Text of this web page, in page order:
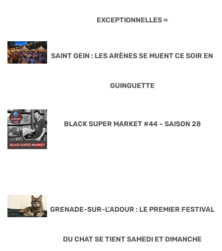
EXCEPTIONNELLES »
SAINT GEIN : LES ARÈNES SE MUENT CE SOIR EN
GUINGUETTE
BLACK SUPER MARKET #44 – SAISON 28
GRENADE-SUR-L’ADOUR : LE PREMIER FESTIVAL
DU CHAT SE TIENT SAMEDI ET DIMANCHE